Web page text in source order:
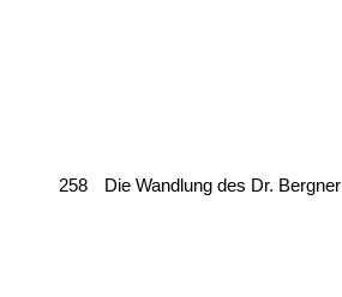
258 Die Wandlung des Dr. Bergner